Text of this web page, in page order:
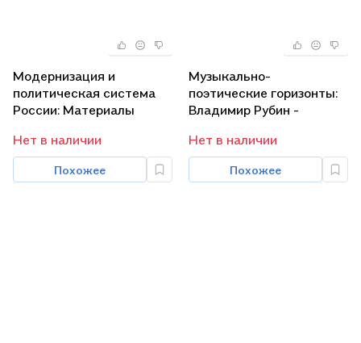
Модернизация и
политическая система
России: Материалы
(Гуманизм XXI века)
Нет в наличии
Похожее
Музыкально-
поэтические горизонты:
Владимир Рубин -
поэт: Статьи беседы
воспоминания
Нет в наличии
Похожее